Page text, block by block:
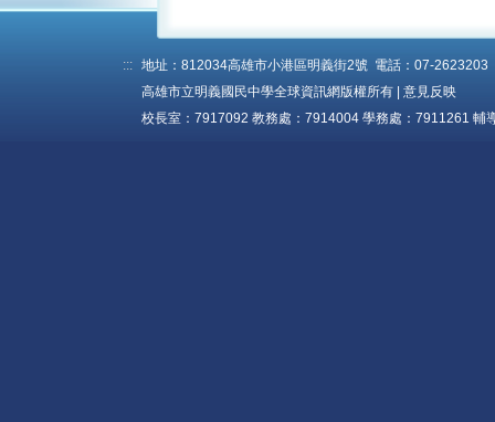
::: 地址：812034高雄市小港區明義街2號 電話：07-
高雄市立明義國民中學全球資訊網版權所有 | 意見反映
校長室：7917092 教務處：7914004 學務處：7911261 輔